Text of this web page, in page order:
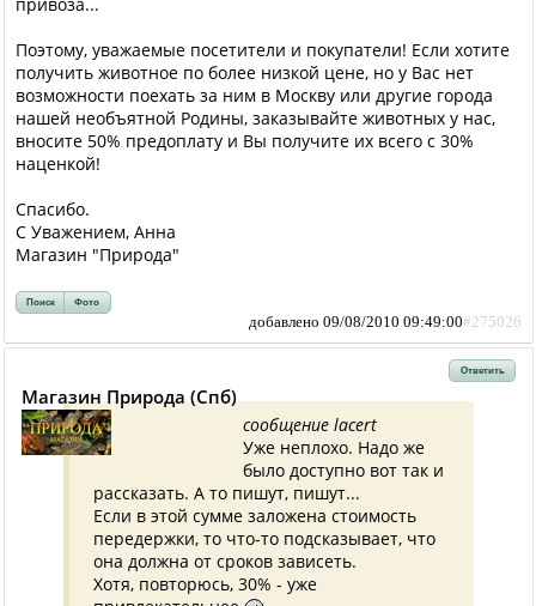
Поэтому, уважаемые посетители и покупатели! Если хотите
получить животное по более низкой цене, но у Вас нет
возможности поехать за ним в Москву или другие города
нашей необъятной Родины, заказывайте животных у нас,
вносите 50% предоплату и Вы получите их всего с 30%
наценкой!
Спасибо.
С Уважением, Анна
Магазин "Природа"
Поиск Фото
добавлено 09/08/2010 09:49:00#275026
Ответить
Магазин Природа (Спб)
сообщение lacert
Уже неплохо. Надо же
было доступно вот так и
рассказать. А то пишут, пишут...
Если в этой сумме заложена стоимость
передержки, то что-то подсказывает, что
она должна от сроков зависеть.
Хотя, повторюсь, 30% - уже